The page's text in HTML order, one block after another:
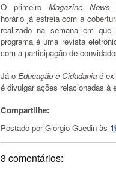
O primeiro Magazine News
horário já estreia com a
realizado na semana em
programa é uma revista
com a participação de
Já oEducação e Cidadania é
é divulgar ações relacionadas à
Compartilhe:
Postado porGiorgio Guedin às
3 comentários: